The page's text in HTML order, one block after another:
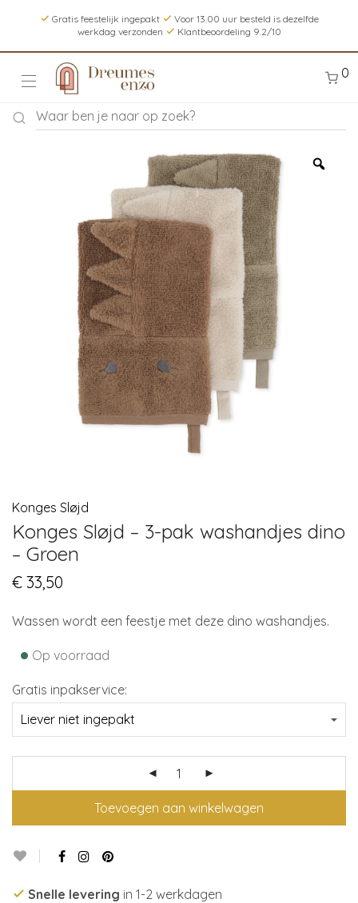
Gratis feestelijk ingepakt
Voor 13.00 uur besteld is dezelfde
werkdag verzonden
Klantbeoordeling 9.2/10
0
Konges Sløjd
Konges Sløjd – 3-pak washandjes dino
– Groen
€ 33,50
Wassen wordt een feestje met deze dino washandjes.
• Op voorraad
Gratis inpakservice:
Toevoegen aan winkelwagen
Snelle levering in 1-2 werkdagen